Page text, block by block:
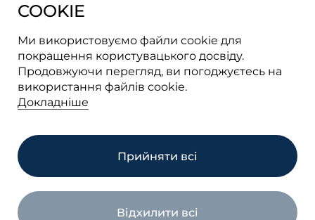
Перейти на сайт
COOKIE
Ми використовуємо файли cookie для
покращення користувацького досвіду.
Продовжуючи перегляд, ви погоджуєтесь на
використання файлів cookie.
Докладніше
Прийняти всі
Відхилити всі